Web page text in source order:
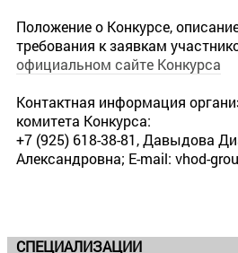
Положение о Конкурсе,
требования к заявкам
официальном сайте Конкурса
Контактная информация
комитета Конкурса:
+7 (925) 618-38-81, Давыдова
Александровна; E-mail: vhod-
СПЕЦИАЛИЗАЦИИ